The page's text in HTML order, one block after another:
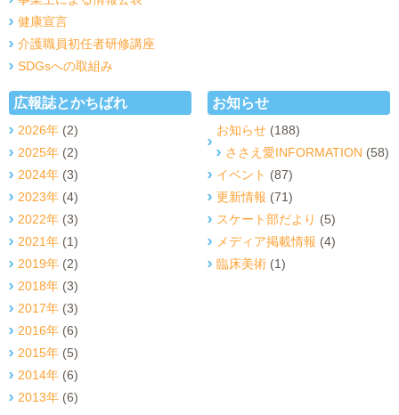
健康宣言
介護職員初任者研修講座
SDGsへの取組み
広報誌とかちばれ
2026年 (2)
2025年 (2)
2024年 (3)
2023年 (4)
2022年 (3)
2021年 (1)
2019年 (2)
2018年 (3)
2017年 (3)
2016年 (6)
2015年 (5)
2014年 (6)
2013年 (6)
お知らせ
お知らせ(188)
ささえ愛INFORMATION (58)
イベント (87)
更新情報 (71)
スケート部だより (5)
メディア掲載情報 (4)
臨床美術(1)